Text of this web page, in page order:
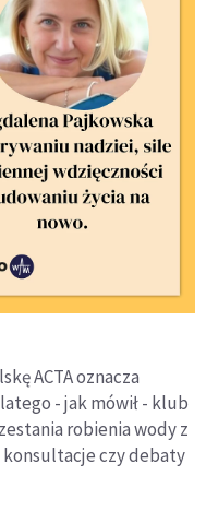
ACTA oznacza
- jak mówił - klub
robienia wody z
konsultacje czy debaty